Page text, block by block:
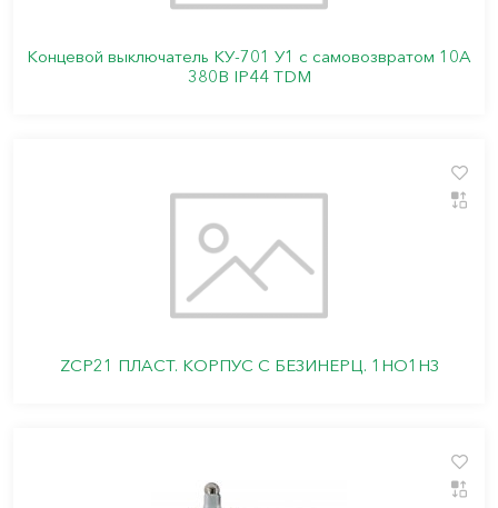
Концевой выключатель КУ-701 У1 с самовозвратом 10А
380В IP44 TDM
ZCP21 ПЛАСТ. КОРПУС С БЕЗИНЕРЦ. 1НО1НЗ